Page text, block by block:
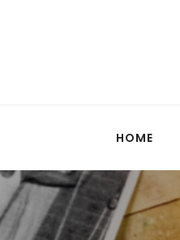
HOME